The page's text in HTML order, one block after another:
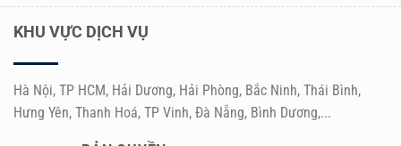
KHU VỰC DỊCH VỤ
Hà Nội, TP HCM, Hải Dương, Hải Phòng, Bắc Ninh, Thái Bình,
Hưng Yên, Thanh Hoá, TP Vinh, Đà Nẵng, Bình Dương,...